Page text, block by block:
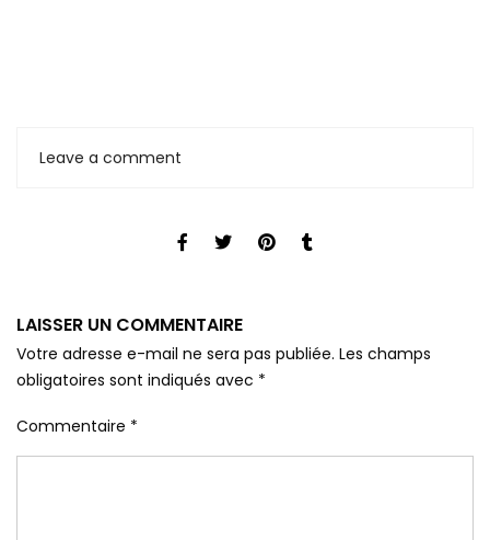
Leave a comment
LAISSER UN COMMENTAIRE
Votre adresse e-mail ne sera pas publiée. Les champs
obligatoires sont indiqués avec *
Commentaire *